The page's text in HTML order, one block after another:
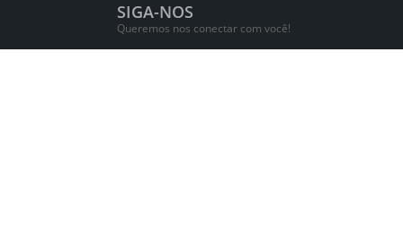
SIGA-NOS
Queremos nos conectar com você!